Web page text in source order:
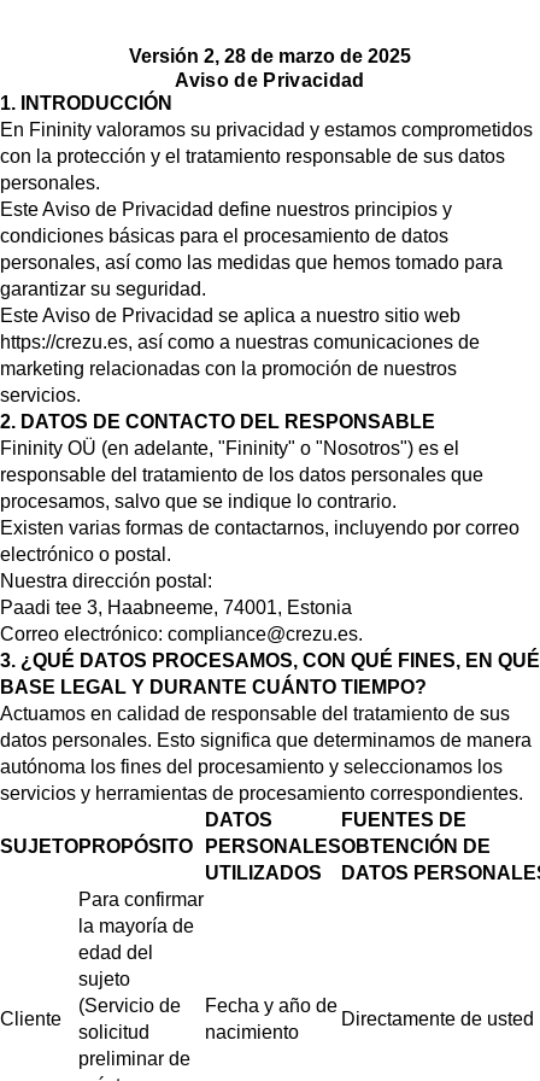
Versión 2, 28 de marzo de 2025
Aviso de Privacidad
1. INTRODUCCIÓN
En Fininity valoramos su privacidad y estamos comprometidos
con la protección y el tratamiento responsable de sus datos
personales.
Este Aviso de Privacidad define nuestros principios y
condiciones básicas para el procesamiento de datos
personales, así como las medidas que hemos tomado para
garantizar su seguridad.
Este Aviso de Privacidad se aplica a nuestro sitio web
https://crez u.es, así como a nuestras comunicaciones de
marketing relacionadas con la promoción de nuestros
servicios.
2. DATOS DE CONTACTO DEL RESPONSABLE
Fininity OÜ (en adelante, "Fininity" o "Nosotros") es el
responsable del tratamiento de los datos personales que
procesamos, salvo que se indique lo contrario.
Existen varias formas de contactarnos, incluyendo por correo
electrónico o postal.
Nuestra dirección postal:
Paadi tee 3, Haabneeme, 74001, Estonia
Correo electrónico: compliance@crezu.es.
3. ¿QUÉ DATOS PROCESAMOS, CON QUÉ FINES, EN QUÉ
BASE LEGAL Y DURANTE CUÁNTO TIEMPO?
Actuamos en calidad de responsable del tratamiento de sus
datos personales. Esto significa que determinamos de manera
autónoma los fines del procesamiento y seleccionamos los
servicios y herramientas de procesamiento correspondientes.
SUJETOPROPÓSITO
DATOS
PERSONALES
UTILIZADOS
FUENTES DE
OBTENCIÓN DE
DATOS
Cliente
Para confirmar
la mayoría de
edad del
sujeto
(Servicio de
solicitud
preliminar de
Fecha y año de
nacimiento
Directamente de usted